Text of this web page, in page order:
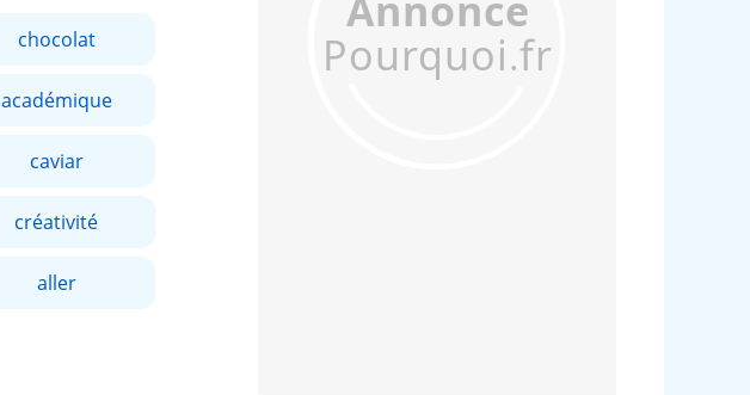
chocolat
académique
caviar
créativité
aller